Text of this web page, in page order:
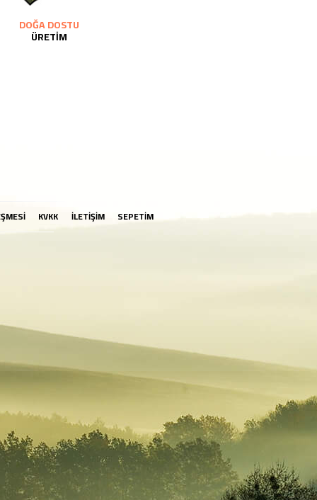
DOĞA DOSTU
ÜRETİM
KVKK İLETİŞİM SEPETİM